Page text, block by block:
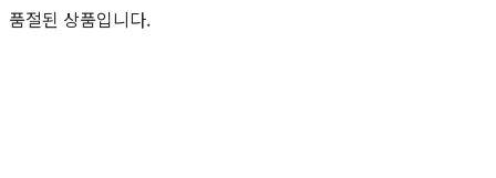
품절된 상품입니다.